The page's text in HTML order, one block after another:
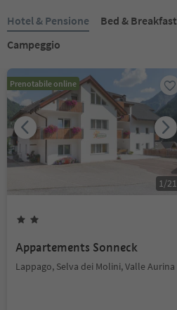
Hotel & Pensione Bed & Breakfast
Campeggio
Prenotabile online
1/21
Appartements Sonneck
Lappago, Selva dei Molini, Valle Aurina